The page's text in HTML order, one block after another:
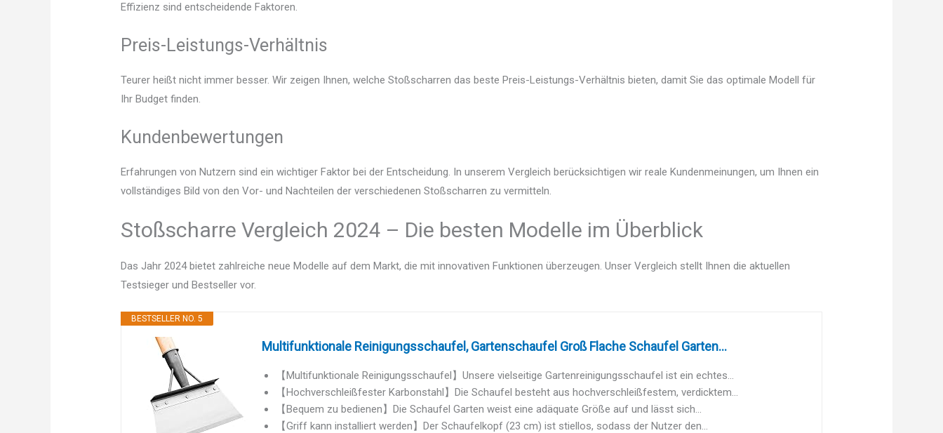
Effizienz sind entscheidende Faktoren.
Preis-Leistungs-Verhältnis
Teurer heißt nicht immer besser. Wir zeigen Ihnen, welche Stoßscharren das beste Preis-Leistungs-Verhältnis bieten, damit Sie das optimale Modell für
Ihr Budget finden.
Kundenbewertungen
Erfahrungen von Nutzern sind ein wichtiger Faktor bei der Entscheidung. In unserem Vergleich berücksichtigen wir reale Kundenmeinungen, um Ihnen ein
vollständiges Bild von den Vor- und Nachteilen der verschiedenen Stoßscharren zu vermitteln.
Stoßscharre Vergleich 2024 – Die besten Modelle im Überblick
Das Jahr 2024 bietet zahlreiche neue Modelle auf dem Markt, die mit innovativen Funktionen überzeugen. Unser Vergleich stellt Ihnen die aktuellen
Testsieger und Bestseller vor.
BESTSELLER NO. 5
Multifunktionale Reinigungsschaufel, Gartenschaufel Groß Flache Schaufel Garten...
【Multifunktionale Reinigungsschaufel】Unsere vielseitige Gartenreinigungsschaufel ist ein echtes...
【Hochverschleißfester Karbonstahl】Die Schaufel besteht aus hochverschleißfestem, verdicktem...
【Bequem zu bedienen】Die Schaufel Garten weist eine adäquate Größe auf und lässt sich...
【Griff kann installiert werden】Der Schaufelkopf (23 cm) ist stiellos, sodass der Nutzer den...